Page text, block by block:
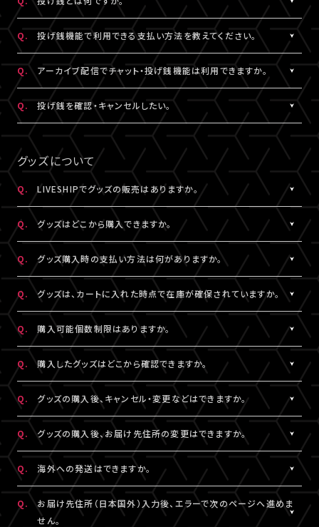
iOS：なし
Android：Chrome
なお、ユーザーがニックネームを変更した場合であっても、過去の
チャットのニックネームは変更されず、変更前のニックネームが表
示されます。
※ニックネームの登録・編集は配信視聴ページからも設定いただ
けます。
※コミュニティ機能が設定されている配信では、コミュニティ機能
とチャット機能のニックネーム設定は連動されます。
※公演によってはX連携をご利用いただけない場合があります。
欄上部「×」印）を押下すると、チャット非表示となります。 また、全
画面表示にした場合も、チャットは非表示になります。
A.
配信中にチップを送ることができる機能です。
投げ銭機能をご利用の場合は、「マイページ」内「基本情報」にござ
います「決済情報」にてクレジットカード決済情報のご登録いただ
くか、
配信中に配信視聴ページよりクレジットカード決済情報のご登録
をお願いいたします。
※公演によっては、投げ銭機能をご利用いただけない場合があり
ます。
Q. 投げ銭機能で利用できる支払い方法を教えてください。
クレジットカード決済をご利用いただけます。
投げ銭機能をご利用の場合は、「マイページ」内「基本情報」にござ
います「決済情報」にてクレジットカード決済情報のご登録いただ
くか、
配信中に配信視聴ページよりクレジットカード決済情報のご登録
をお願いいたします。
なお、決済方法については今後追加される可能性がございます。
Q. アーカイブ配信でチャット・投げ銭機能は利用できますか。
公演により異なります。チケット販売ページなどでご確認ください。
Q. 投げ銭を確認・キャンセルしたい。
投げ銭をキャンセルすることはできません。投げ銭機能をご利用の
場合は、金額に誤りがないか確認のうえ、ご利用ください。
複数回クリックにより、重複課金となる可能性がございますので、
ご注意ください。
※ご利用になった投げ銭は「マイページ」内「投げ銭履歴」よりご
確認いただけます。
グッズについて
Q. LIVESHIPでグッズの販売はありますか。
グッズの販売有無は各配信により異なります。
Q. グッズはどこから購入できますか。
各配信視聴ページなどでご購入いただけます。
LIVESHIPにご登録のA!-ID（メールアドレス）でログインのうえ、ご
利用ください。
※グッズをご購入いただくには、LIVESHIPへの会員登録が必要と
なります。
※LIVESHIPへの会員登録については ［Q:LIVESHIPを利用するに
はどうすればいいですか。］をご参照ください。
Q. グッズ購入時の支払い方法は何がありますか。
クレジットカード決済、コンビニ決済がご利用いただけます。
Q. グッズは、カートに入れた時点で在庫が確保されていますか。
カートに入れた時点では在庫確保とはなりません。
ご注文手続きが完了した時点で在庫確保となります。
ただしコンビニ決済をご利用の場合、支払い期限を過ぎると在庫
確保はリセットされますので予めご了承ください。
Q. 購入可能個数制限はありますか。
A.
公演・グッズにより異なります。グッズ商品詳細ページなどでご確
認ください。
Q. 購入したグッズはどこから確認できますか。
A.
「決済完了のお知らせ」メール、または「マイページ」内「グッズ購入
情報」よりご確認いただけます。
Q. グッズの購入後、キャンセル・変更などはできますか。
A.
お客様都合による商品購入後の注文内容の変更・キャンセル・返
品・交換は一切お受けできません。
また、一度決済を完了された決済手段を変更することもできません
のでご注意ください。
Q. グッズの購入後、お届け先住所の変更はできますか。
A.
購入後、「マイページ」内「グッズ購入情報」にて、配送状況が「出荷
準備前」の場合に変更が可能です。
※発送先が日本国外の場合、購入後の住所変更はできません。予
めご了承ください。
Q. 海外への発送はできますか。
A.
公演・グッズにより異なります。グッズ商品詳細ページなどでご確
認ください。
Q.
お届け先住所（日本国外）入力後、エラーで次のページへ進めま
せん。